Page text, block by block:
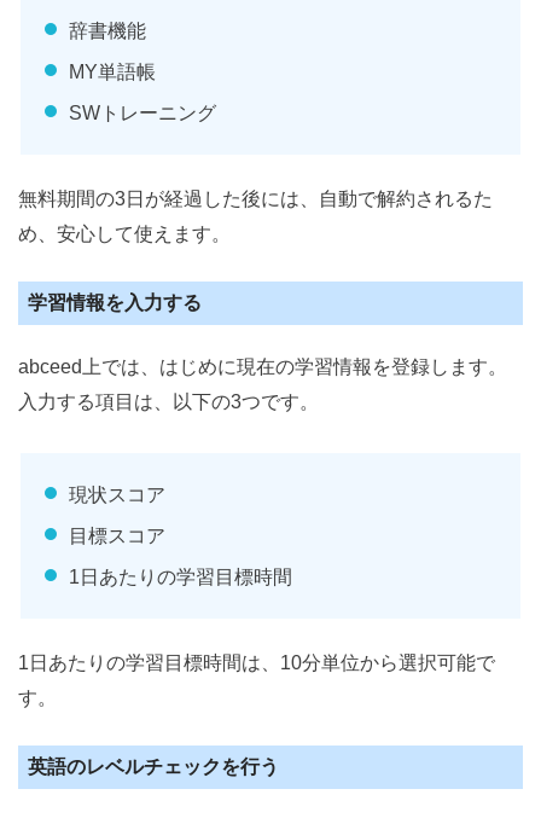
辞書機能
MY単語帳
SWトレーニング
無料期間の3日が経過した後には、自動で解約されるた
め、安心して使えます。
学習情報を入力する
abceed上では、はじめに現在の学習情報を登録します。
入力する項目は、以下の3つです。
現状スコア
目標スコア
1日あたりの学習目標時間
1日あたりの学習目標時間は、10分単位から選択可能で
す。
英語のレベルチェックを行う